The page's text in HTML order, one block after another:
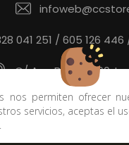
nos permiten ofrecer
servicios, aceptas el
041 251 / 605 126 446
C/ Ana Benítez 60,